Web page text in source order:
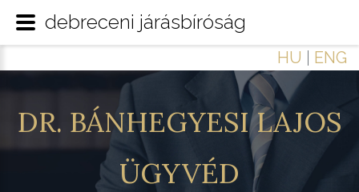
HU ENG
DR. BÁNHEGYESI LAJOS
ÜGYVÉD
debreceni járásbíróság